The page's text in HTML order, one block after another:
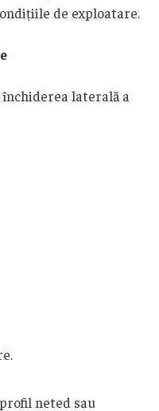
de exploatare.
laterală a
neted sau